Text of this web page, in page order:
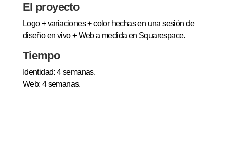
El proyecto
Logo + variaciones + color hechas en una sesión de
diseño en vivo + Web a medida en Squarespace.
Tiempo
Identidad: 4 semanas.
Web: 4 semanas.